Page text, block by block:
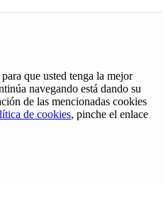
que usted tenga la mejor
navegando está dando su
de las mencionadas cookies
de cookies, pinche el enlace